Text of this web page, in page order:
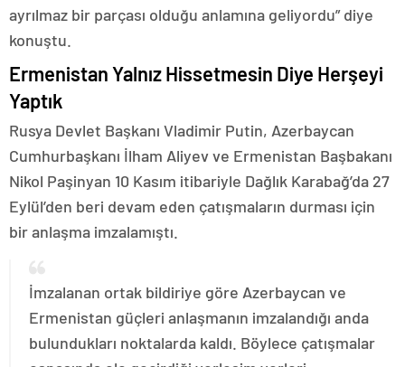
ayrılmaz bir parçası olduğu anlamına geliyordu” diye
konuştu.
Ermenistan Yalnız Hissetmesin Diye Herşeyi
Yaptık
Rusya Devlet Başkanı Vladimir Putin, Azerbaycan
Cumhurbaşkanı İlham Aliyev ve Ermenistan Başbakanı
Nikol Paşinyan 10 Kasım itibariyle Dağlık Karabağ’da 27
Eylül’den beri devam eden çatışmaların durması için
bir anlaşma imzalamıştı.
İmzalanan ortak bildiriye göre Azerbaycan ve
Ermenistan güçleri anlaşmanın imzalandığı anda
bulundukları noktalarda kaldı. Böylece çatışmalar